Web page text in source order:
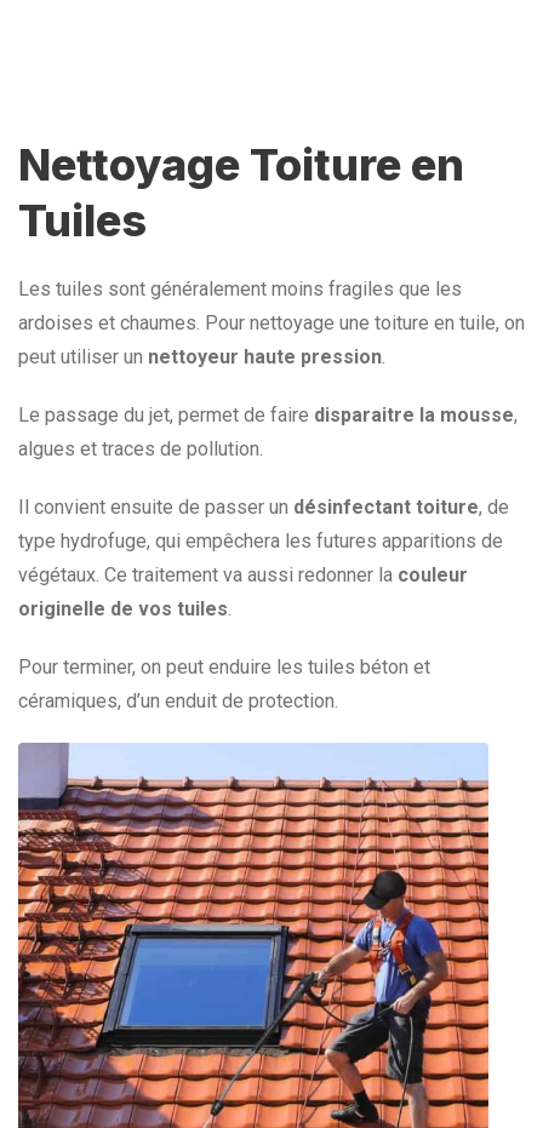
Nettoyage Toiture en
Tuiles
Les tuiles sont généralement moins fragiles que les
ardoises et chaumes. Pour nettoyage une toiture en tuile, on
peut utiliser un nettoyeur haute pression.
Le passage du jet, permet de faire disparaitre la mousse,
algues et traces de pollution.
Il convient ensuite de passer un désinfectant toiture, de
type hydrofuge, qui empêchera les futures apparitions de
végétaux. Ce traitement va aussi redonner la couleur
originelle de vos tuiles.
Pour terminer, on peut enduire les tuiles béton et
céramiques, d’un enduit de protection.